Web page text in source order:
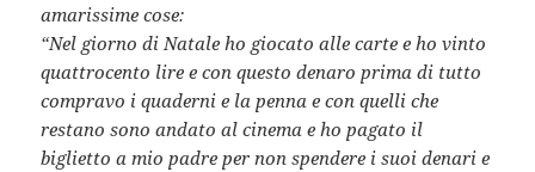
amarissime cose:
“Nel giorno di Natale ho giocato alle carte e ho vinto
quattrocento lire e con questo denaro prima di tutto
compravo i quaderni e la penna e con quelli che
restano sono andato al cinema e ho pagato il
biglietto a mio padre per non spendere i suoi denari e